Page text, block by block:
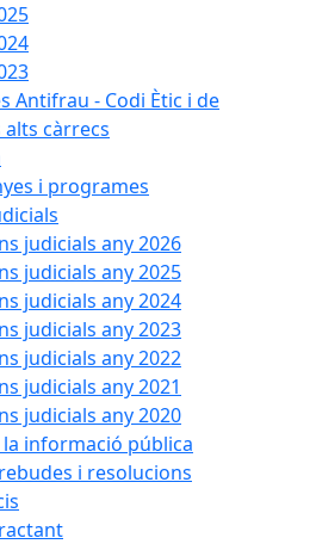
Antifrau - Codi Ètic i de
càrrecs
i programes
judicials any 2026
judicials any 2025
judicials any 2024
judicials any 2023
judicials any 2022
judicials any 2021
judicials any 2020
la informació pública
i resolucions